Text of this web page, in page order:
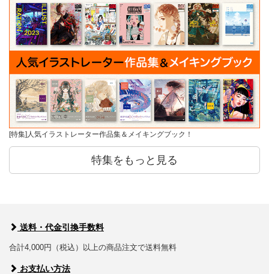
[特集]人気イラストレーター作品集＆メイキングブック！
特集をもっと見る
送料・代金引換手数料
合計4,000円（税込）以上の商品注文で送料無料
お支払い方法